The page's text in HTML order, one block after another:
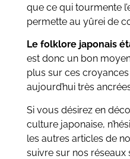
que ce qui tourmente
permette au yûrei de
Le folklore japonais
est donc un bon
plus sur ces
aujourd’hui très
Si vous désirez en
culture japonaise,
les autres articles de
suivre sur nos réseaux